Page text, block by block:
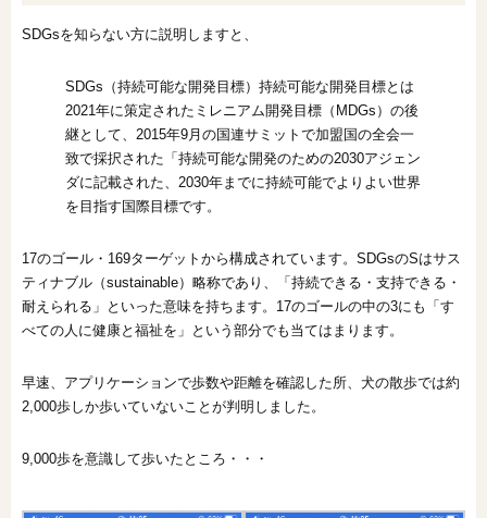
SDGsを知らない方に説明しますと、
SDGs（持続可能な開発目標）持続可能な開発目標とは
2021年に策定されたミレニアム開発目標（MDGs）の後
継として、2015年9月の国連サミットで加盟国の全会一
致で採択された「持続可能な開発のための2030アジェン
ダに記載された、2030年までに持続可能でよりよい世界
を目指す国際目標です。
17のゴール・169ターゲットから構成されています。SDGsのSはサス
ティナブル（sustainable）略称であり、「持続できる・支持できる・
耐えられる」といった意味を持ちます。17のゴールの中の3にも「す
べての人に健康と福祉を」という部分でも当てはまります。
早速、アプリケーションで歩数や距離を確認した所、犬の散歩では約
2,000歩しか歩いていないことが判明しました。
9,000歩を意識して歩いたところ・・・